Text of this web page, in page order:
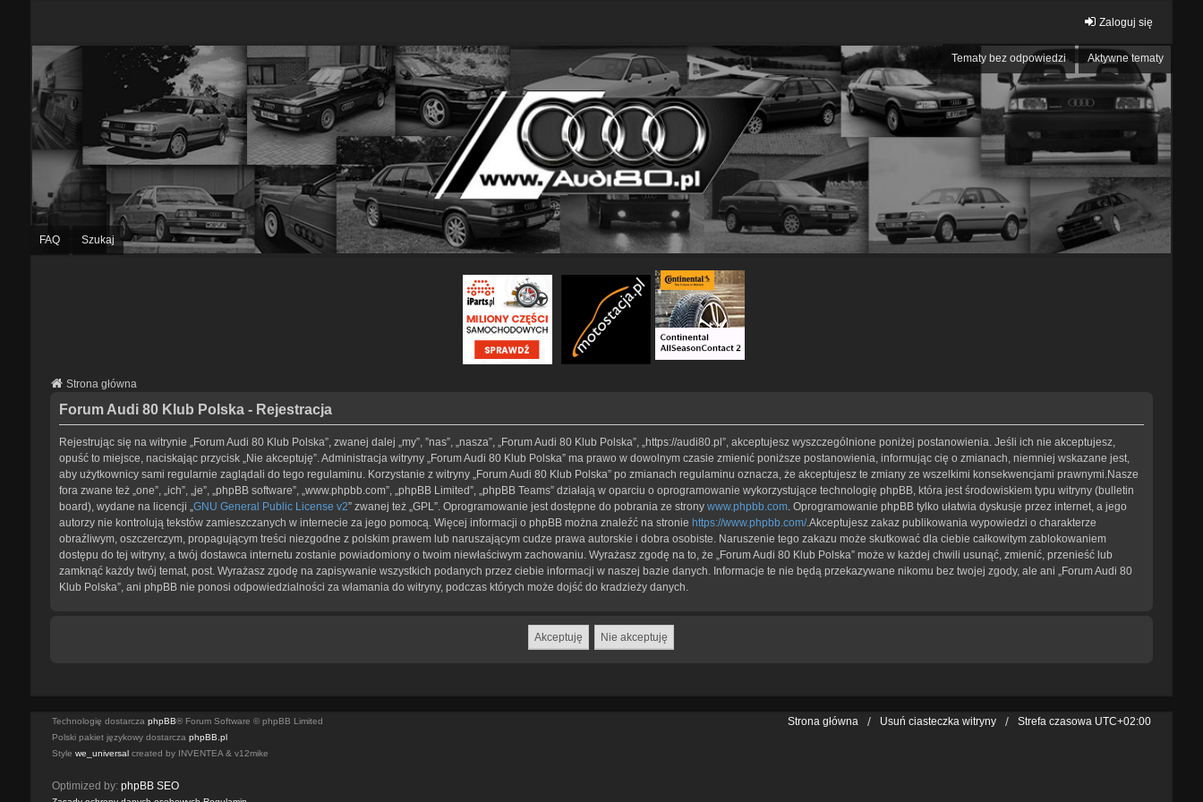
Zaloguj się
Tematy bez odpowiedzi Aktywne tematy
FAQ Szukaj
Strona główna
Forum Audi 80 Klub Polska - Rejestracja
Rejestrując się na witrynie „Forum Audi 80 Klub Polska”, zwanej dalej „my”, ”nas”, „nasza”, „Forum Audi 80 Klub Polska”, „https://audi80.pl”, akceptujesz wyszczególnione poniżej postanowienia. Jeśli ich nie akceptujesz,
opuść to miejsce, naciskając przycisk „Nie akceptuję”. Administracja witryny „Forum Audi 80 Klub Polska” ma prawo w dowolnym czasie zmienić poniższe postanowienia, informując cię o zmianach, niemniej wskazane jest,
aby użytkownicy sami regularnie zaglądali do tego regulaminu. Korzystanie z witryny „Forum Audi 80 Klub Polska” po zmianach regulaminu oznacza, że akceptujesz te zmiany ze wszelkimi konsekwencjami prawnymi.Nasze
fora zwane też „one”, „ich”, „je”, „phpBB software”, „www.phpbb.com”, „phpBB Limited”, „phpBB Teams” działają w oparciu o oprogramowanie wykorzystujące technologię phpBB, która jest środowiskiem typu witryny (bulletin
board), wydane na licencji „GNU General Public License v2” zwanej też „GPL”. Oprogramowanie jest dostępne do pobrania ze strony www.phpbb.com. Oprogramowanie phpBB tylko ułatwia dyskusje przez internet, a jego
autorzy nie kontrolują tekstów zamieszczanych w internecie za jego pomocą. Więcej informacji o phpBB można znaleźć na stronie https://www.phpbb.com/.Akceptujesz zakaz publikowania wypowiedzi o charakterze
obraźliwym, oszczerczym, propagującym treści niezgodne z polskim prawem lub naruszającym cudze prawa autorskie i dobra osobiste. Naruszenie tego zakazu może skutkować dla ciebie całkowitym zablokowaniem
dostępu do tej witryny, a twój dostawca internetu zostanie powiadomiony o twoim niewłaściwym zachowaniu. Wyrażasz zgodę na to, że „Forum Audi 80 Klub Polska” może w każdej chwili usunąć, zmienić, przenieść lub
zamknąć każdy twój temat, post. Wyrażasz zgodę na zapisywanie wszystkich podanych przez ciebie informacji w naszej bazie danych. Informacje te nie będą przekazywane nikomu bez twojej zgody, ale ani „Forum Audi 80
Klub Polska”, ani phpBB nie ponosi odpowiedzialności za włamania do witryny, podczas których może dojść do kradzieży danych.
Strona główna Usuń ciasteczka witryny Strefa czasowa UTC+02:00
Technologię dostarcza phpBB® Forum Software © phpBB Limited
Polski pakiet językowy dostarcza phpBB.pl
Style we_universal created by INVENTEA & v12mike
Optimized by: phpBB SEO